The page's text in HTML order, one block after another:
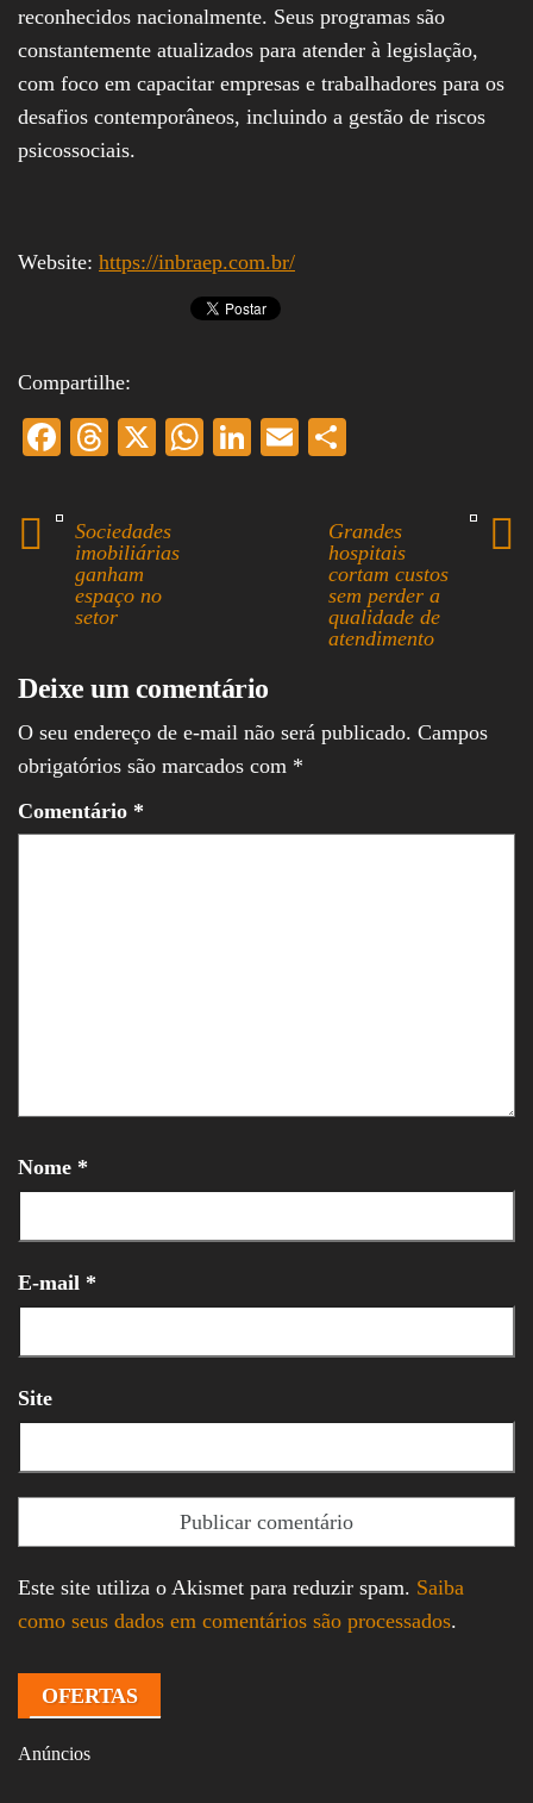
reconhecidos nacionalmente. Seus programas são
constantemente atualizados para atender à legislação,
com foco em capacitar empresas e trabalhadores para os
desafios contemporâneos, incluindo a gestão de riscos
psicossociais.
Website: https://inbraep.com.br/
Compartilhe:
Fa
bo
ok
T
ea
ds
X
W
Li
E
ail
Sociedades
imobiliárias
ganham
espaço no
setor
Grandes
hospitais
cortam custos
sem perder a
qualidade de
atendimento
Deixe um comentário
O seu endereço de e-mail não será publicado. Campos
obrigatórios são marcados com *
Comentário *
Nome *
E-mail *
Site
Este site utiliza o Akismet para reduzir spam. Saiba
como seus dados em comentários são processados.
OFERTAS
Anúncios